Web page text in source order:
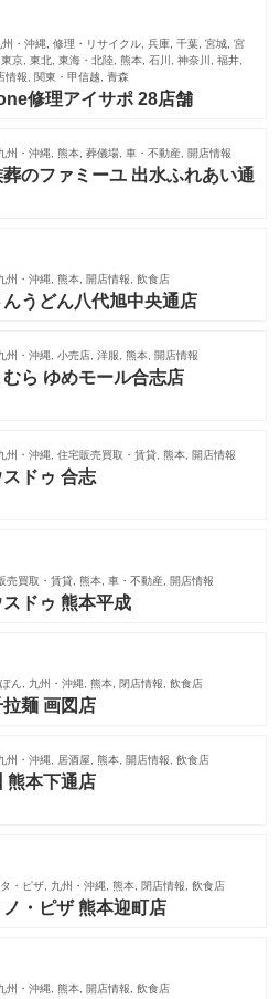
・沖縄, 修理・リサイクル, 兵庫, 千葉, 宮城, 宮
京, 東北, 東海・北陸, 熊本, 石川, 神奈川, 福井,
情報, 関東・甲信越, 青森
修理アイサポ 28店舗
州・沖縄, 熊本, 葬儀場, 車・不動産, 開店情報
のファミーユ 出水ふれあい通
州・沖縄, 熊本, 開店情報, 飲食店
んうどん八代旭中央通店
州・沖縄, 小売店, 洋服, 熊本, 開店情報
むら ゆめモール合志店
州・沖縄, 住宅販売買取・賃貸, 熊本, 開店情報
ドゥ 合志
売買取・賃貸, 熊本, 車・不動産, 開店情報
ドゥ 熊本平成
ん, 九州・沖縄, 熊本, 閉店情報, 飲食店
拉麺 画図店
州・沖縄, 居酒屋, 熊本, 開店情報, 飲食店
熊本下通店
・ピザ, 九州・沖縄, 熊本, 閉店情報, 飲食店
ノ・ピザ 熊本迎町店
州・沖縄, 熊本, 開店情報, 飲食店